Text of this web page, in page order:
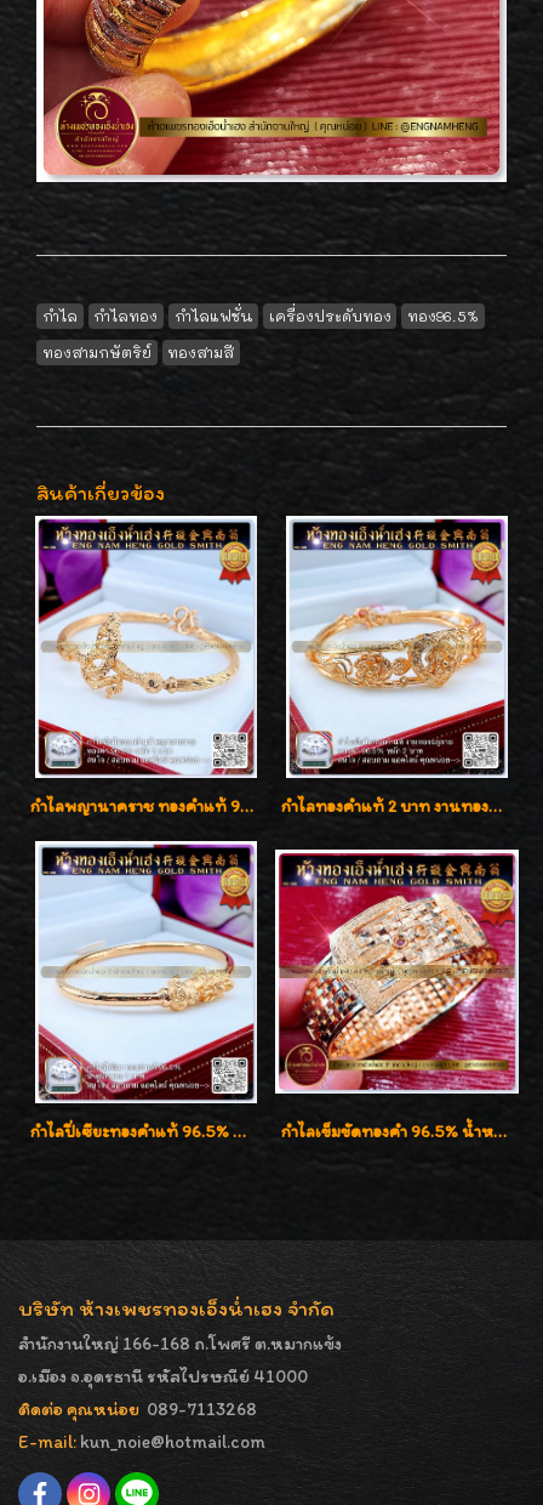
กำไล กำไลทอง กำไลแฟชั่น เครื่องประดับทอง
ทอง96.5%
ทองสามกษัตริย์
ทองสามสี
สินค้าเกี่ยวข้อง
กำไลพญานาคราช ทองคำแท้ 96.5% น้ำหนัก 1 บาท เสริมสิริมงคล กำไลทองคำแท้ 2 บาท งานทองฉลุลาย ดีไซน์หรูหรา สวยคลาสสิค
กำไลปี่เซียะทองคำแท้ 96.5% น้ำหนัก 1 บาท เสริมโชคลาภ กำไลเข็มขัดทองคำ 96.5% น้ำหนัก 3 บาท หรูหรา สวยมากๆค่ะ
บริษัท ห้างเพชรทองเอ็งน่ำเฮง จำกัด
สำนักงานใหญ่ 166-168 ถ.โพศรี ต.หมากแข้ง
อ.เมือง จ.อุดรธานี รหัสไปรษณีย์ 41000
ติดต่อ คุณหน่อย 089-7113268
E-mail: kun_noie@hotmail.com